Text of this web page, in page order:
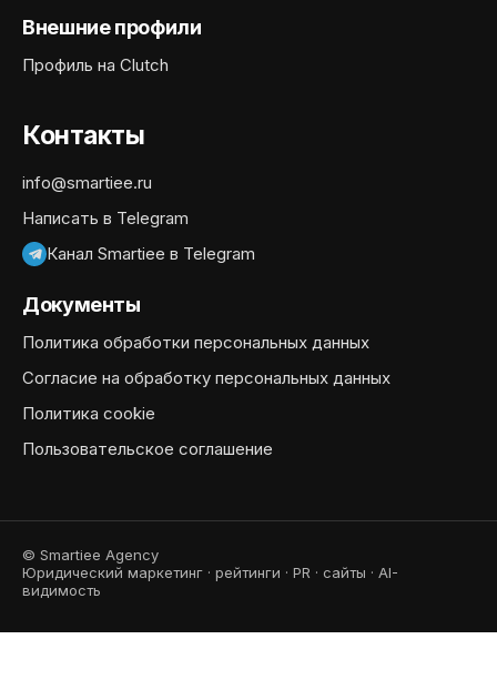
Внешние профили
Профиль на Clutch
Контакты
info@smartiee.ru
Написать в Telegram
Канал Smartiee в Telegram
Документы
Политика обработки персональных данных
Согласие на обработку персональных данных
Политика cookie
Пользовательское соглашение
© Smartiee Agency
Юридический маркетинг · рейтинги · PR · сайты · AI-
видимость